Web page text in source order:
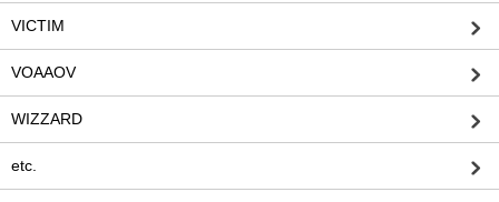
VICTIM
VOAAOV
WIZZARD
etc.